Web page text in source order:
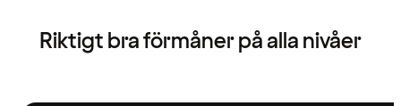
Riktigt bra förmåner på alla nivåer